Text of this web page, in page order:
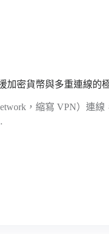
加密貨幣與多重連線的
，縮寫 VPN）連